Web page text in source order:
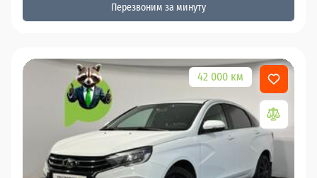
Перезвоним за минуту
42 000 км